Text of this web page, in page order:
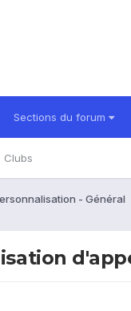
Sections du forum
Clubs
- Général